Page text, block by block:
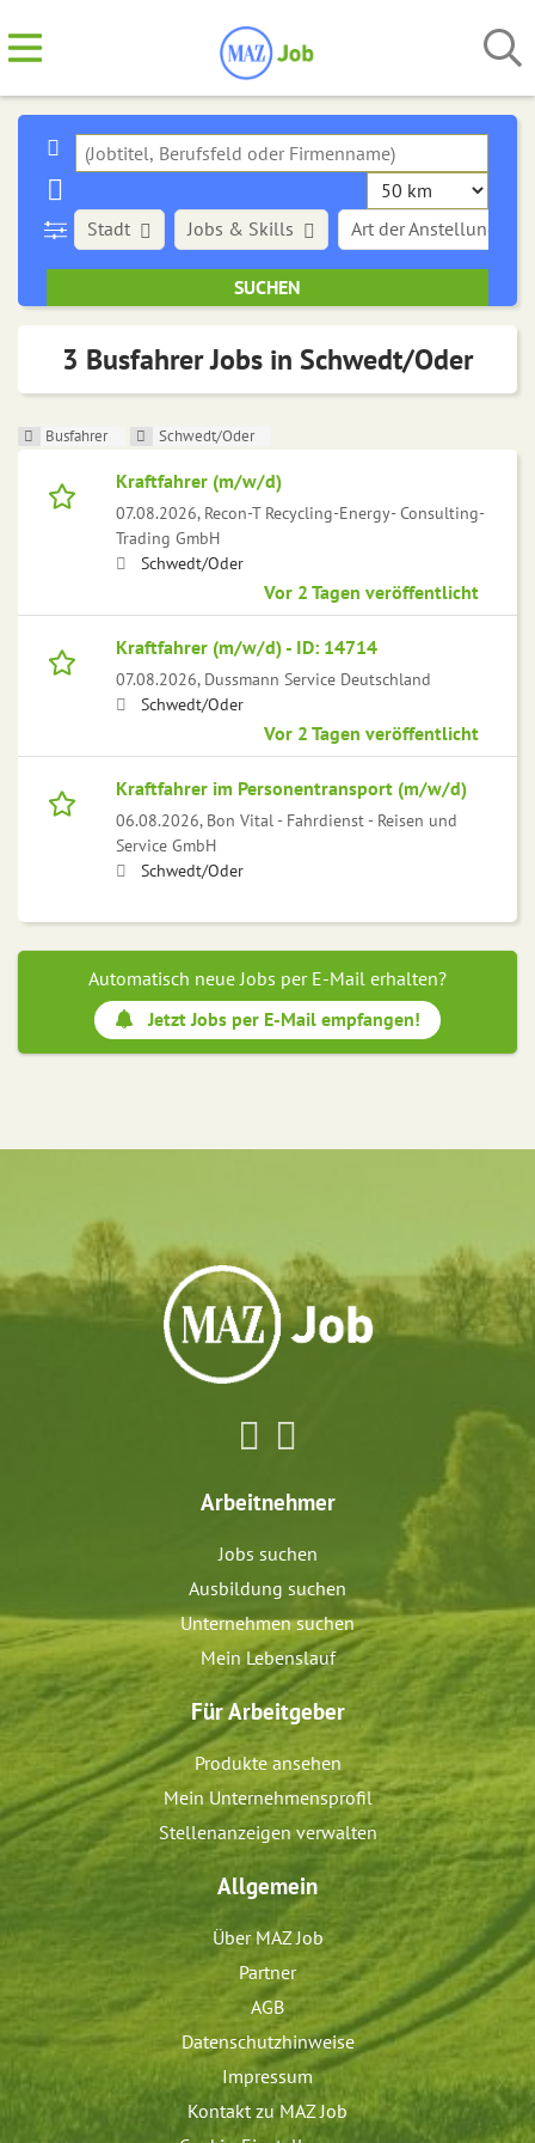
Stadt Art der Anstellung
Jobs & Skills
3 Busfahrer Jobs in Schwedt/Oder
Busfahrer Schwedt/Oder
Kraftfahrer (m/w/d)
07.08.2026, Recon-T Recycling-Energy- Consulting-
Trading GmbH
Schwedt/Oder
Vor 2 Tagen veröffentlicht
Kraftfahrer (m/w/d) - ID: 14714
07.08.2026, Dussmann Service Deutschland
Schwedt/Oder
Vor 2 Tagen veröffentlicht
Kraftfahrer im Personentransport (m/w/d)
06.08.2026, Bon Vital - Fahrdienst - Reisen und
Service GmbH
Schwedt/Oder
Automatisch neue Jobs per E-Mail erhalten?
Jetzt Jobs per E-Mail empfangen!
Arbeitnehmer
Jobs suchen
Ausbildung suchen
Unternehmen suchen
Mein Lebenslauf
Für Arbeitgeber
Produkte ansehen
Mein Unternehmensprofil
Stellenanzeigen verwalten
Allgemein
Über MAZ Job
Partner
AGB
Datenschutzhinweise
Impressum
Kontakt zu MAZ Job